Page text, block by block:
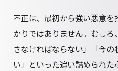
不正は、最初から強い悪意を
かりではありません。むしろ
さなければならない」「今
い」といった追い詰められ